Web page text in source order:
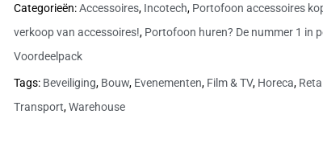
Categorieën:Accessoires, Incotech, Portofoon accessoires
verkoop van accessoires!, Portofoon huren? De nummer 1 in
Voordeelpack
Tags: Beveiliging, Bouw, Evenementen, Film & TV, Horeca,
Transport,Warehouse